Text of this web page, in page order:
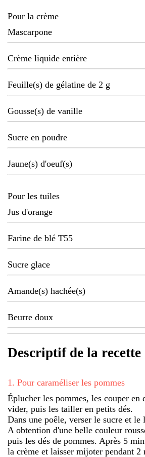
Pour la crème
Mascarpone
Crème liquide entière
Feuille(s) de gélatine de 2 g
Gousse(s) de vanille
Sucre en poudre
Jaune(s) d'oeuf(s)
Pour les tuiles
Jus d'orange
Farine de blé T55
Sucre glace
Amande(s) hachée(s)
Beurre doux
Descriptif de la recette
1 . Pour caraméliser les pommes
Éplucher les pommes, les couper en
vider, puis les tailler en petits dés.
Dans une poêle, verser le sucre et le
A obtention d'une belle couleur
puis les dés de pommes. Après 5
la crème et laisser mijoter pendant 2